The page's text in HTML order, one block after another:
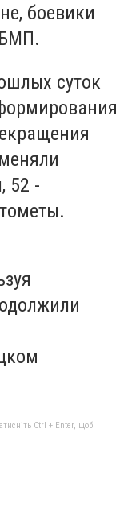
боевики
суток
52 -
Ctrl + Enter, щоб